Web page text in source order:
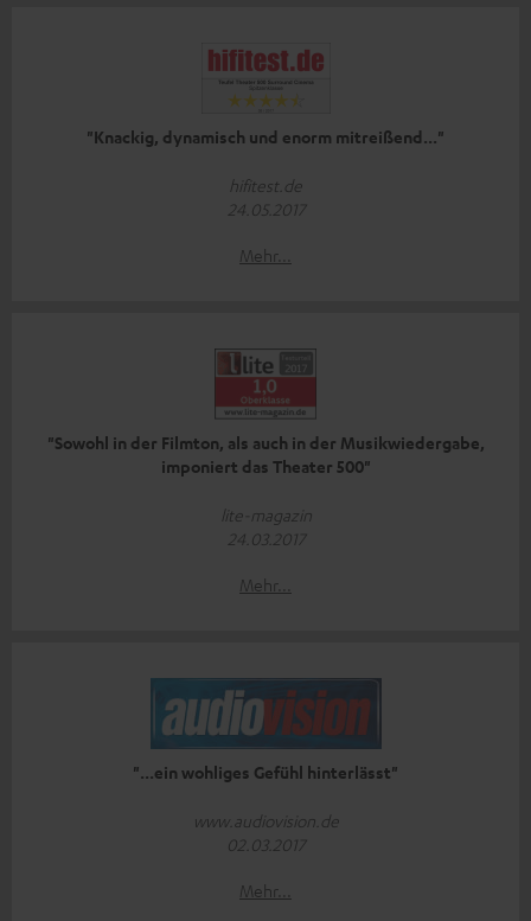
"Knackig, dynamisch und enorm mitreißend..."
hifitest.de
24.05.2017
Mehr...
"Sowohl in der Filmton, als auch in der Musikwiedergabe,
imponiert das Theater 500"
lite-magazin
24.03.2017
Mehr...
"...ein wohliges Gefühl hinterlässt"
www.audiovision.de
02.03.2017
Mehr...